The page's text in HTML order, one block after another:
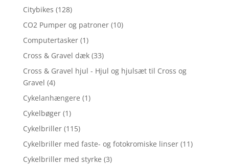
Citybikes (128)
CO2 Pumper og patroner (10)
Computertasker (1)
Cross & Gravel dæk (33)
Cross & Gravel hjul - Hjul og hjulsæt til Cross og
Gravel (4)
Cykelanhængere (1)
Cykelbøger (1)
Cykelbriller (115)
Cykelbriller med faste- og fotokromiske linser (11)
Cykelbriller med styrke (3)